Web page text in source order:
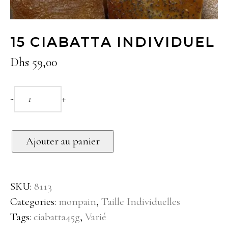
15 CIABATTA INDIVIDUEL
Dhs 59,00
- +
Ajouter au panier
SKU: 8113
Categories: monpain, Taille Individuelles
Tags: ciabatta45g, Varié